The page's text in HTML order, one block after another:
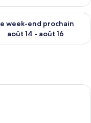
août 7 - août 9
week-end prochain
août 14 - août 16
la disponibilité pour
d’hôtel avec deux lits,